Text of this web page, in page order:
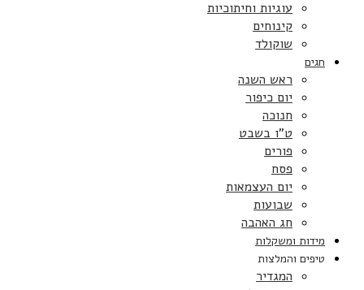
עוגיות וחיתוכיות
קינוחים
שוקולד
חגים
ראש השנה
יום כיפור
חנוכה
ט”ו בשבט
פורים
פסח
יום העצמאות
שבועות
חג האהבה
מידות ומשקלות
טיפים והמלצות
המגדיר